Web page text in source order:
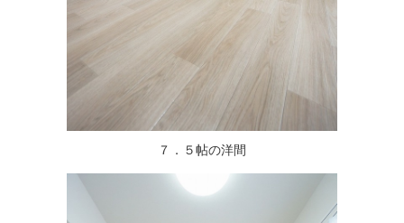
７．５帖の洋間